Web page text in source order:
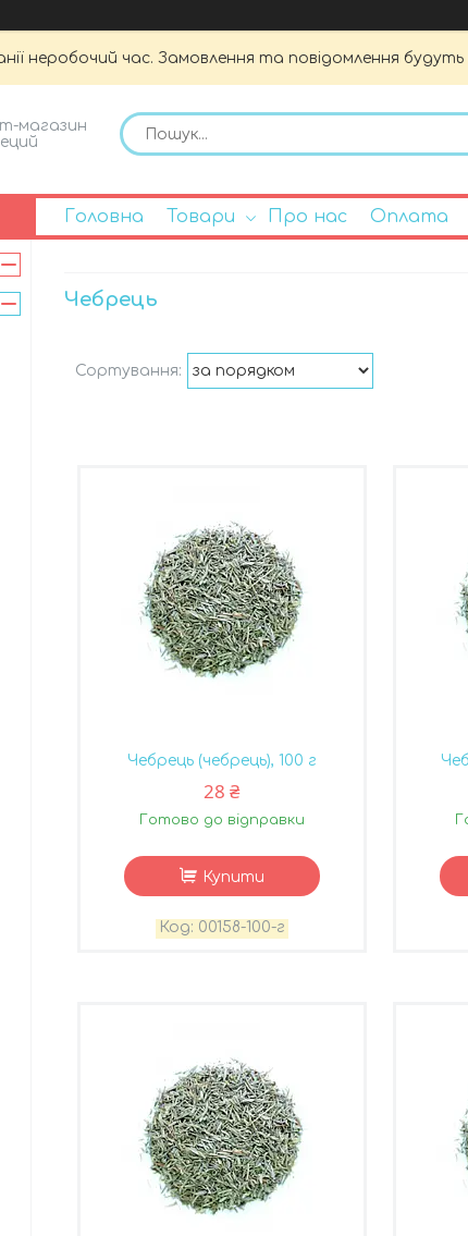
неробочий час. Замовлення та повідомлення
магазин
Головна Товари Про нас Оплата
Чебрець
Чебрець (чебрець), 100 г
28 ₴
Готово до відправки
Купити
00158-100-г